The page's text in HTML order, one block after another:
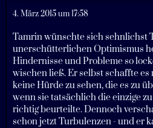
4. März 2015 um 17:58
Tamrin wünschte sich sehnlichst
unerschütterlichen Optimismus
Hindernisse und Probleme so
wischen ließ. Er selbst schaffte
keine Hürde zu sehen, die es zu
wenn sie tatsächlich die einzige
richtig beurteilte. Dennoch
schon jetzt Turbulenzen - und er